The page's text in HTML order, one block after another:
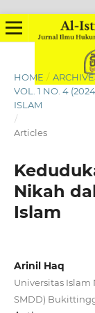
HOME /
VOL. 1 NO. 4
ISLAM
/
Articles
Nikah
Islam
Arinil Haq
Universitas
SMDD)